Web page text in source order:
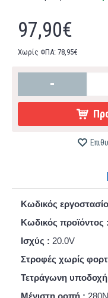
97,90€
Χωρίς ΦΠΑ: 78,95€
-
Κωδικός
Κωδικός προϊόντος :
Ισχύς : 20.0V
Στροφές χωρίς
Τετράγωνη
Μέγιστη ροπή :